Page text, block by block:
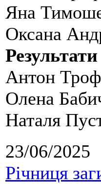
Яна
Оксана
Антон
Олена
Наталя
23/06/2025
Річниця